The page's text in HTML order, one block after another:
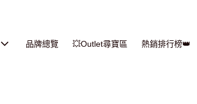
品牌總覽 💥Outlet尋寶區 熱銷排行榜👑